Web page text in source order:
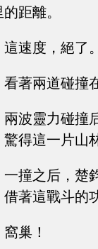
距離。
這速度，絕了。
看著兩道碰撞
兩波靈力碰撞
驚得這一片山
一撞之后，楚
借著這戰斗的
窩巢！